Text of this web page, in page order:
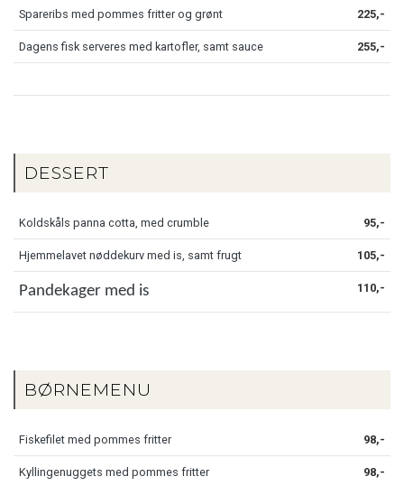
Spareribs med pommes fritter og grønt 225,-
Dagens fisk serveres med kartofler, samt sauce 255,-
DESSERT
Koldskåls panna cotta, med crumble 95,-
Hjemmelavet nøddekurv med is, samt frugt 105,-
Pandekager med is 110,-
BØRNEMENU
Fiskefilet med pommes fritter 98,-
Kyllingenuggets med pommes fritter 98,-